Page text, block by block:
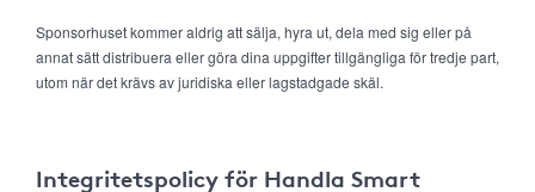
Sponsorhuset kommer aldrig att sälja, hyra ut, dela med sig eller på
annat sätt distribuera eller göra dina uppgifter tillgängliga för tredje part,
utom när det krävs av juridiska eller lagstadgade skäl.
Integritetspolicy för Handla Smart